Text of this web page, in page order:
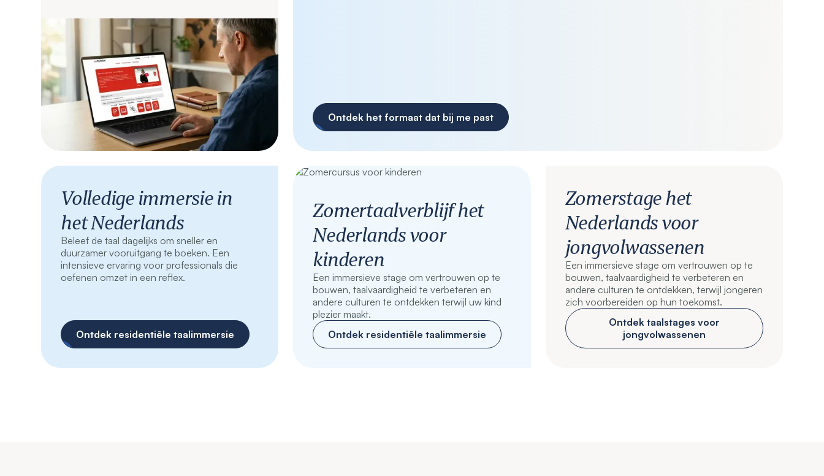
Ontdek het formaat dat bij me past
Volledige immersie in
het Nederlands
Beleef de taal dagelijks om sneller en
duurzamer vooruitgang te boeken. Een
intensieve ervaring voor professionals die
oefenen omzet in een reflex.
Ontdek residentiële taalimmersie
Zomertaalverblijf het
Nederlands voor
kinderen
Een immersieve stage om vertrouwen op te
bouwen, taalvaardigheid te verbeteren en
andere culturen te ontdekken terwijl uw kind
plezier maakt.
Ontdek residentiële taalimmersie
Zomerstage het
Nederlands voor
jongvolwassenen
Een immersieve stage om vertrouwen op te
bouwen, taalvaardigheid te verbeteren en
andere culturen te ontdekken, terwijl jongeren
zich voorbereiden op hun toekomst.
Ontdek taalstages voor
jongvolwassenen